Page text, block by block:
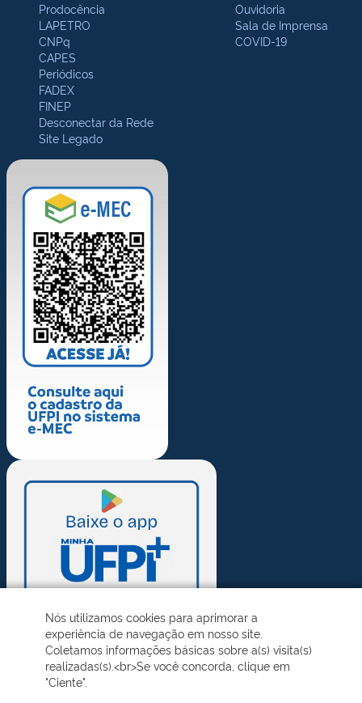
Prodocência
LAPETRO
CNPq
CAPES
Periódicos
FADEX
FINEP
Desconectar da Rede
Site Legado
Ouvidoria
Sala de Imprensa
COVID-19
Nós utilizamos cookies para aprimorar a
experiência de navegação em nosso site.
Coletamos informações básicas sobre a(s) visita(s)
realizadas(s).<br>Se você concorda, clique em
"Ciente".